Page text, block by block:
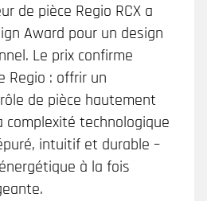
de pièce Regio RCX a
Award pour un design
Le prix confirme
Regio : offrir un
de pièce hautement
complexité technologique
intuitif et durable –
à la fois